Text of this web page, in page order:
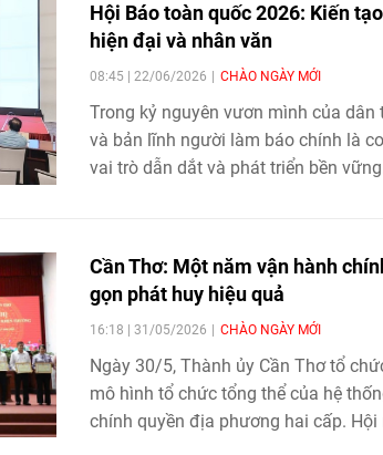
Hội Báo toàn quốc 2026: Kiến
hiện đại và nhân văn
08:45 | 22/06/2026 CHÀO NGÀY MỚI
Trong kỷ nguyên vươn mình của
và bản lĩnh người làm báo chính là
vai trò dẫn dắt và phát triển bền
Cần Thơ: Một năm vận hành
gọn phát huy hiệu quả
16:18 | 31/05/2026 CHÀO NGÀY MỚI
Ngày 30/5, Thành ủy Cần Thơ tổ
mô hình tổ chức tổng thể của hệ
chính quyền địa phương hai cấp.